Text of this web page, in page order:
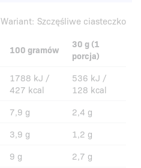
Pobierz PDF
Pobierz PDF
Wariant: Szczęśliwe ciasteczko
100 gramów
30 g (1
porcja)
1788 kJ /
427 kcal
536 kJ /
128 kcal
7,9 g
2,4 g
3,9 g
1,2 g
9 g
2,7 g